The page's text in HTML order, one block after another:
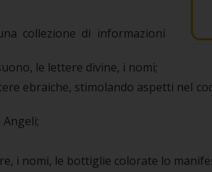
collezione di informazioni
le lettere divine, i nomi;
ebraiche, stimolando aspetti nel
i nomi, le bottiglie colorate lo